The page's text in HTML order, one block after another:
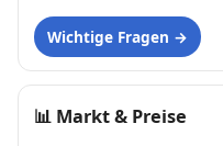
Wichtige Fragen
📊 Markt & Preise